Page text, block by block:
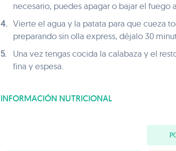
necesario, puedes apagar o bajar el fuego
4. Vierte el agua y la patata para que cueza
preparando sin olla express, déjalo 30
5.
Una vez tengas cocida la calabaza y el
fina y espesa.
INFORMACIÓN NUTRICIONAL